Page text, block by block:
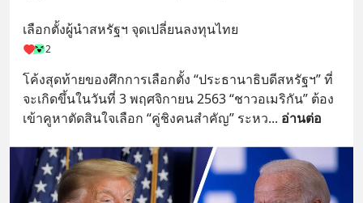
เลือกตั้งผู้นำสหรัฐฯ จุดเปลี่ยนลงทุนไทย
2
โค้งสุดท้ายของศึกการเลือกตั้ง “ประธานาธิบดีสหรัฐฯ” ที่
จะเกิดขึ้นในวันที่ 3 พฤศจิกายน 2563 “ชาวอเมริกัน” ต้อง
เข้าคูหาตัดสินใจเลือก “คู่ชิงคนสำคัญ” ระหว... อ่านต่อ